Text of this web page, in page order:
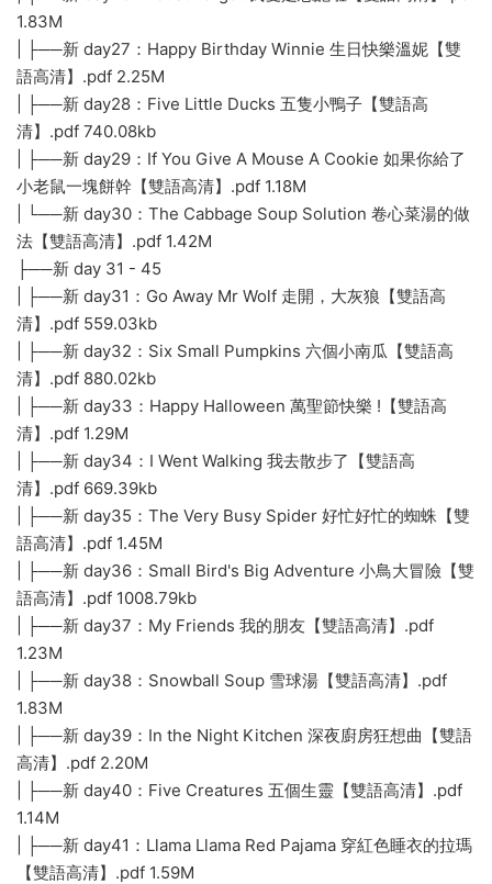
1.83M
| ├──新 day27：Happy Birthday Winnie 生日快樂溫妮【雙
語高清】.pdf 2.25M
| ├──新 day28：Five Little Ducks 五隻小鴨子【雙語高
清】.pdf 740.08kb
| ├──新 day29：If You Give A Mouse A Cookie 如果你給了
小老鼠一塊餅幹【雙語高清】.pdf 1.18M
| └──新 day30：The Cabbage Soup Solution 卷心菜湯的做
法【雙語高清】.pdf 1.42M
├──新 day 31 - 45
| ├──新 day31：Go Away Mr Wolf 走開，大灰狼【雙語高
清】.pdf 559.03kb
| ├──新 day32：Six Small Pumpkins 六個小南瓜【雙語高
清】.pdf 880.02kb
| ├──新 day33：Happy Halloween 萬聖節快樂 !【雙語高
清】.pdf 1.29M
| ├──新 day34：I Went Walking 我去散步了【雙語高
清】.pdf 669.39kb
| ├──新 day35：The Very Busy Spider 好忙好忙的蜘蛛【雙
語高清】.pdf 1.45M
| ├──新 day36：Small Bird's Big Adventure 小鳥大冒險【雙
語高清】.pdf 1008.79kb
| ├──新 day37：My Friends 我的朋友【雙語高清】.pdf
1.23M
| ├──新 day38：Snowball Soup 雪球湯【雙語高清】.pdf
1.83M
| ├──新 day39：In the Night Kitchen 深夜廚房狂想曲【雙語
高清】.pdf 2.20M
| ├──新 day40：Five Creatures 五個生靈【雙語高清】.pdf
1.14M
| ├──新 day41：Llama Llama Red Pajama 穿紅色睡衣的拉瑪
【雙語高清】.pdf 1.59M